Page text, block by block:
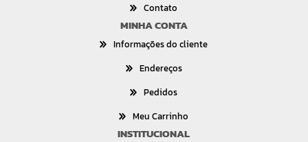
Contato
MINHA CONTA
Informações do cliente
Endereços
Pedidos
Meu Carrinho
INSTITUCIONAL